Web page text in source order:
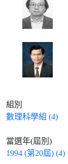
組別
數理科學組 (4)
當選年(屆別)
1994 (第20屆) (4)